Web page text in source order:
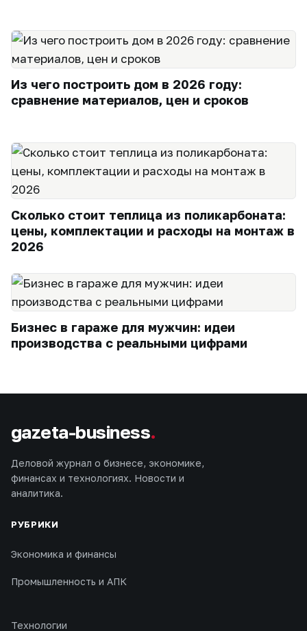
Из чего построить дом в 2026 году:
сравнение материалов, цен и сроков
Сколько стоит теплица из поликарбоната:
цены, комплектации и расходы на монтаж в
2026
Бизнес в гараже для мужчин: идеи
производства с реальными цифрами
gazeta-business.
Деловой журнал о бизнесе, экономике,
финансах и технологиях. Новости и
аналитика.
РУБРИКИ
Экономика и финансы
Промышленность и АПК
Технологии